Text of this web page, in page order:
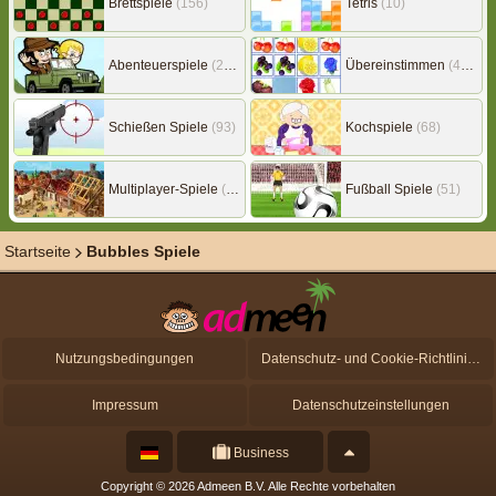
Brettspiele (156) Tetris (10)
Abenteuerspiele (217) Übereinstimmen (453)
Schießen Spiele (93) Kochspiele (68)
Multiplayer-Spiele (149) Fußball Spiele (51)
Startseite Bubbles Spiele
Nutzungsbedingungen Datenschutz- und Cookie-Richtlinien
Impressum Datenschutzeinstellungen
Business
Copyright © 2026 Admeen B.V. Alle Rechte vorbehalten